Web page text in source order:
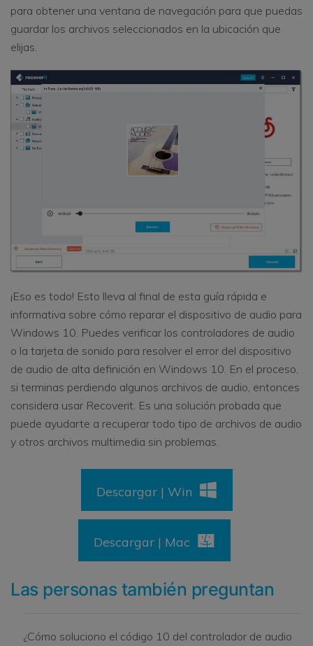
para obtener una ventana de navegación para que puedas
guardar los archivos seleccionados en la ubicación que
elijas.
¡Eso es todo! Esto lleva al final de esta guía rápida e
informativa sobre cómo reparar el dispositivo de audio para
Windows 10. Puedes verificar los controladores de audio
o la tarjeta de sonido para resolver el error del dispositivo
de audio de alta definición en Windows 10. En el proceso,
si terminas perdiendo algunos archivos de audio, entonces
considera usar Recoverit. Es una solución probada que
puede ayudarte a recuperar todo tipo de archivos de audio
y otros archivos multimedia sin problemas.
Descargar | Win
Descargar | Mac
Las personas también preguntan
¿Cómo soluciono el código 10 del controlador de audio